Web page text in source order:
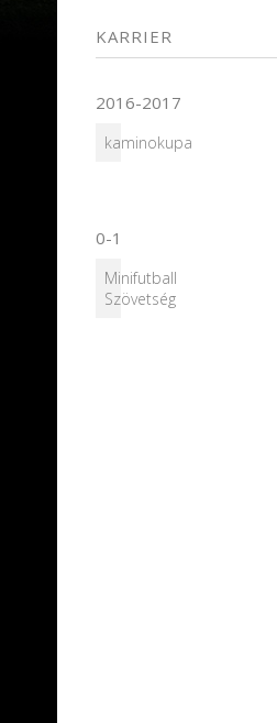
KARRIER
2016-2017
kaminokupa
0-1
Minifutball
Szövetség